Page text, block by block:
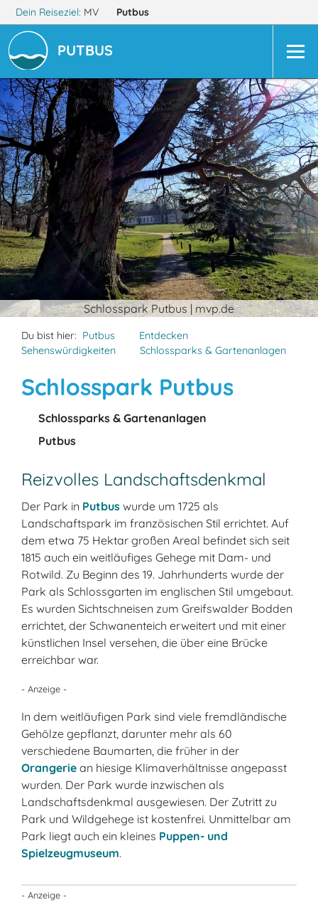
Dein Reiseziel: MV Putbus
PUTBUS
Schlosspark Putbus | mvp.de
Du bist hier: Putbus
Entdecken
Sehenswürdigkeiten
Schlossparks & Gartenanlagen
Schlosspark Putbus
Schlossparks & Gartenanlagen
Putbus
Reizvolles Landschaftsdenkmal
Der Park in Putbus wurde um 1725 als
Landschaftspark im französischen Stil errichtet. Auf
dem etwa 75 Hektar großen Areal befindet sich seit
1815 auch ein weitläufiges Gehege mit Dam- und
Rotwild. Zu Beginn des 19. Jahrhunderts wurde der
Park als Schlossgarten im englischen Stil umgebaut.
Es wurden Sichtschneisen zum Greifswalder Bodden
errichtet, der Schwanenteich erweitert und mit einer
künstlichen Insel versehen, die über eine Brücke
erreichbar war.
- Anzeige -
In dem weitläufigen Park sind viele fremdländische
Gehölze gepflanzt, darunter mehr als 60
verschiedene Baumarten, die früher in der
Orangerie an hiesige Klimaverhältnisse angepasst
wurden. Der Park wurde inzwischen als
Landschaftsdenkmal ausgewiesen. Der Zutritt zu
Park und Wildgehege ist kostenfrei. Unmittelbar am
Park liegt auch ein kleines Puppen- und
Spielzeugmuseum.
- Anzeige -